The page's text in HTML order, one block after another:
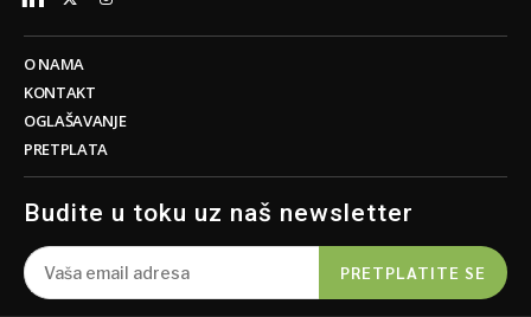
O NAMA
KONTAKT
OGLAŠAVANJE
PRETPLATA
Budite u toku uz naš newsletter
PRETPLATITE SE